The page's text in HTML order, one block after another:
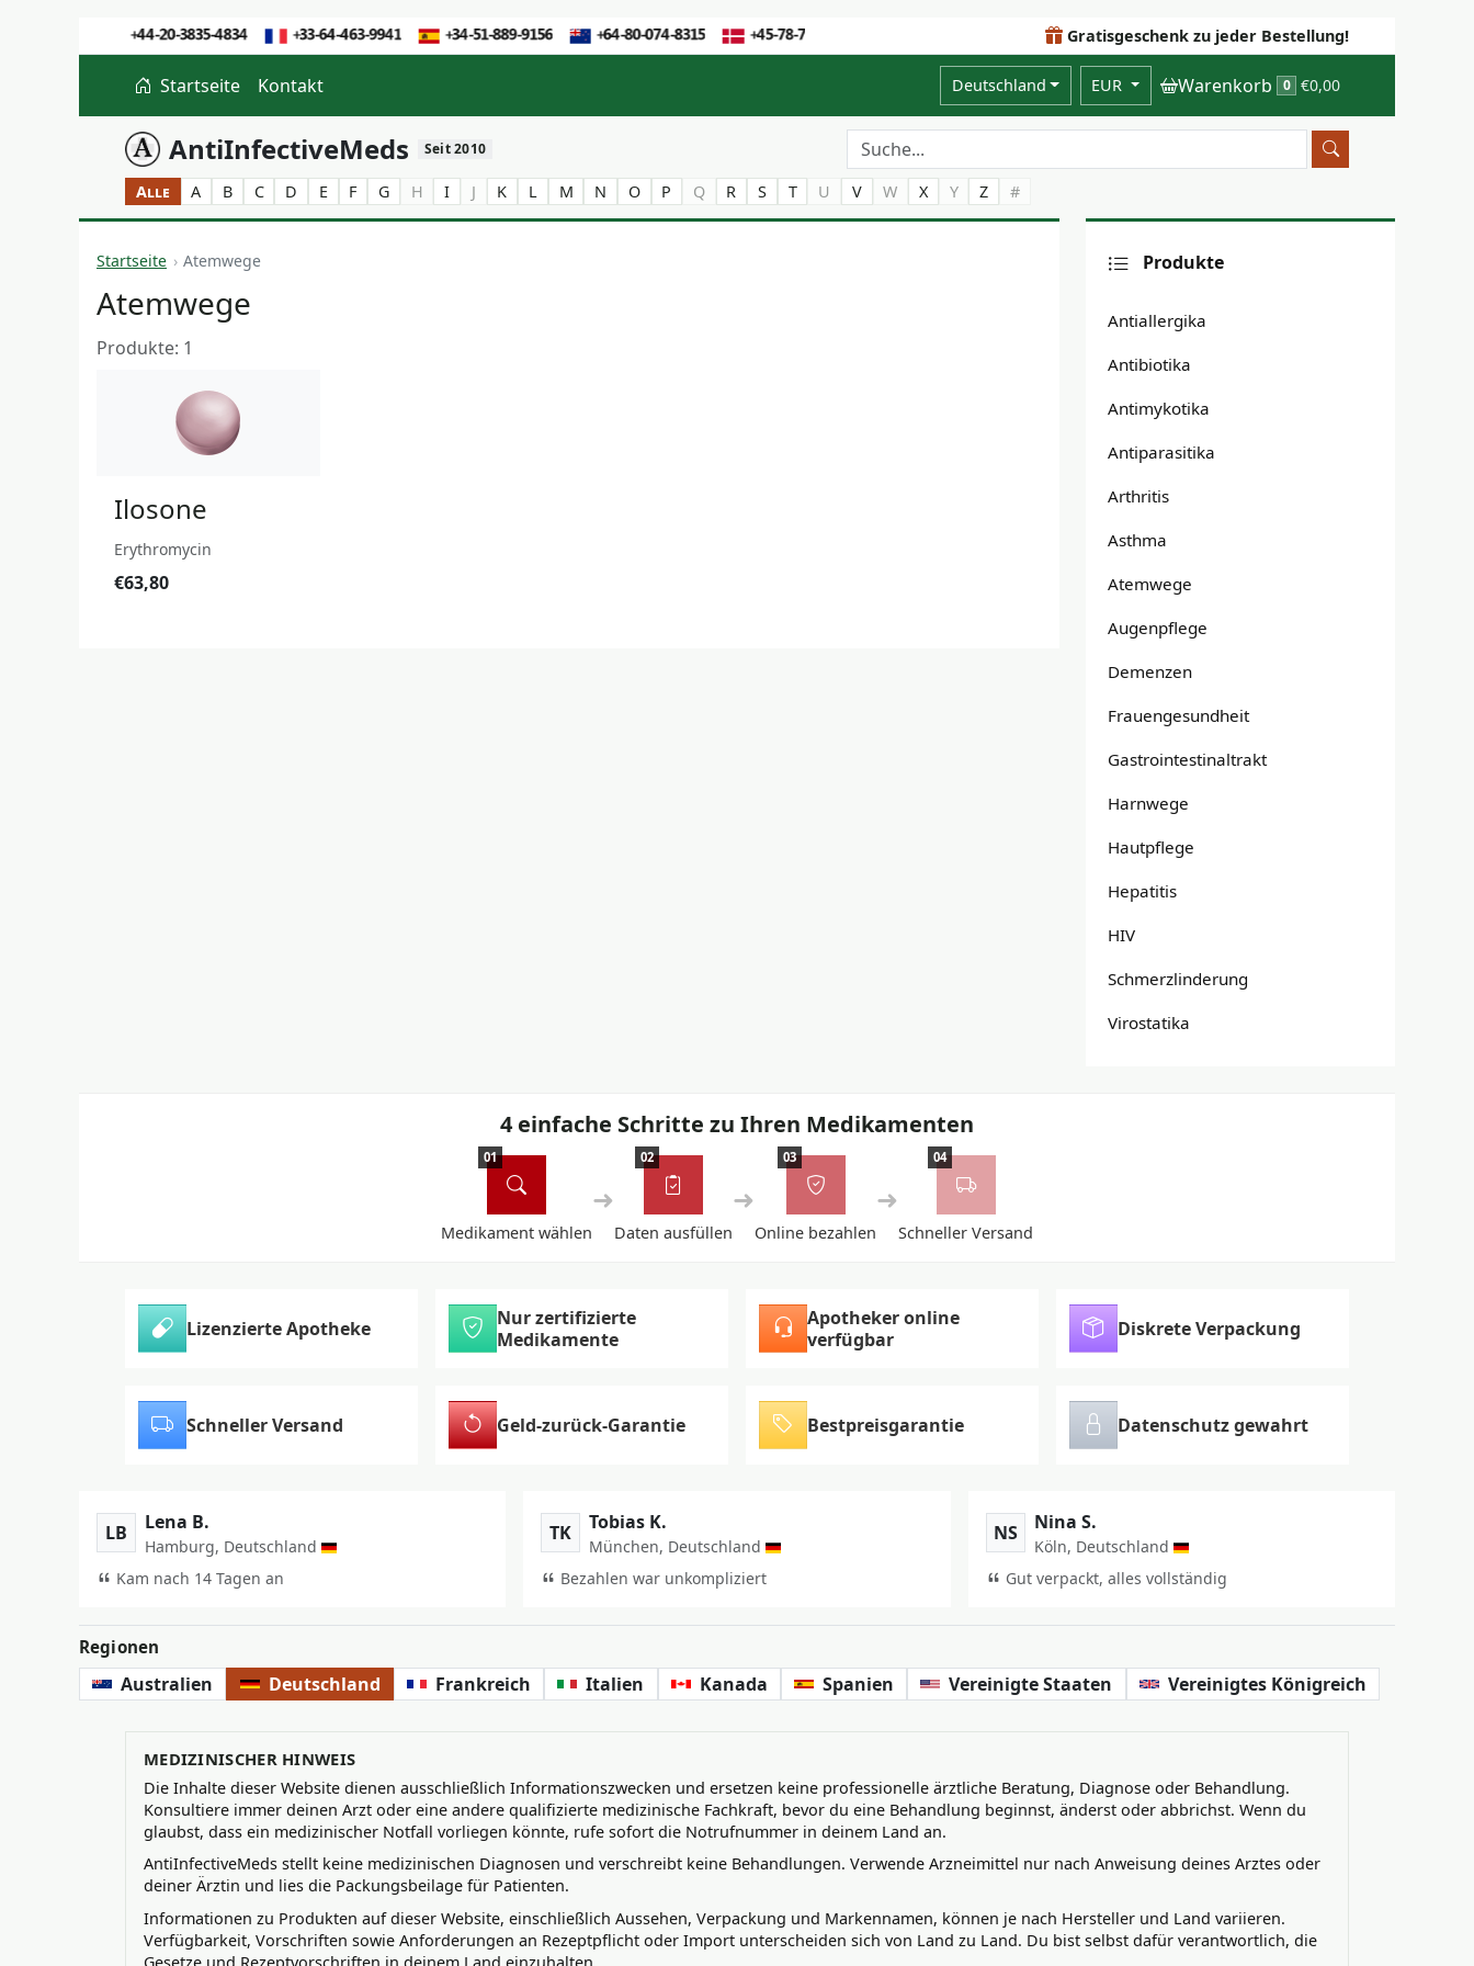
Gratisgeschenk zu jeder Bestellung!
Startseite Kontakt Deutschland EUR Warenkorb 0 €0,00
AntiInfectiveMeds Seit 2010
Alle A B C D E F G H I J K L M N O P Q R S T U V W X Y Z #
Produkte
Antiallergika
Antibiotika
Antimykotika
Antiparasitika
Arthritis
Asthma
Atemwege
Augenpflege
Demenzen
Frauengesundheit
Gastrointestinaltrakt
Harnwege
Hautpflege
Hepatitis
HIV
Schmerzlinderung
Virostatika
Startseite Atemwege
Atemwege
Produkte: 1
Ilosone
Erythromycin
€63,80
4 einfache Schritte zu Ihren Medikamenten
01
Medikament wählen
➜
02
Daten ausfüllen
➜
03
Online bezahlen
➜
04
Schneller Versand
Lizenzierte Apotheke
Nur zertifizierte
Medikamente
Apotheker online
verfügbar
Diskrete Verpackung
Schneller Versand Geld-zurück-Garantie Bestpreisgarantie Datenschutz gewahrt
LB Lena B.
Hamburg, Deutschland
Kam nach 14 Tagen an
TK Tobias K.
München, Deutschland
Bezahlen war unkompliziert
NS Nina S.
Köln, Deutschland
Gut verpackt, alles vollständig
Regionen
Australien Deutschland Frankreich Italien Kanada Spanien Vereinigte Staaten Vereinigtes Königreich
MEDIZINISCHER HINWEIS
Die Inhalte dieser Website dienen ausschließlich Informationszwecken und ersetzen keine professionelle ärztliche Beratung, Diagnose oder Behandlung.
Konsultiere immer deinen Arzt oder eine andere qualifizierte medizinische Fachkraft, bevor du eine Behandlung beginnst, änderst oder abbrichst. Wenn du
glaubst, dass ein medizinischer Notfall vorliegen könnte, rufe sofort die Notrufnummer in deinem Land an.
AntiInfectiveMeds stellt keine medizinischen Diagnosen und verschreibt keine Behandlungen. Verwende Arzneimittel nur nach Anweisung deines Arztes oder
deiner Ärztin und lies die Packungsbeilage für Patienten.
Informationen zu Produkten auf dieser Website, einschließlich Aussehen, Verpackung und Markennamen, können je nach Hersteller und Land variieren.
Verfügbarkeit, Vorschriften sowie Anforderungen an Rezeptpflicht oder Import unterscheiden sich von Land zu Land. Du bist selbst dafür verantwortlich, die